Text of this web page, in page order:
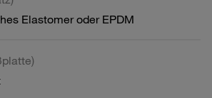
Elastomer oder EPDM